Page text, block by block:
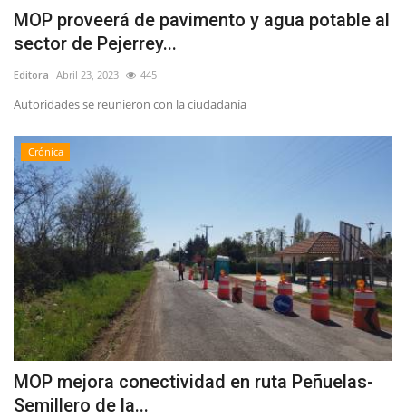
MOP proveerá de pavimento y agua potable al
sector de Pejerrey...
Editora Abril 23, 2023 445
Autoridades se reunieron con la ciudadanía
Crónica
MOP mejora conectividad en ruta Peñuelas-
Semillero de la...